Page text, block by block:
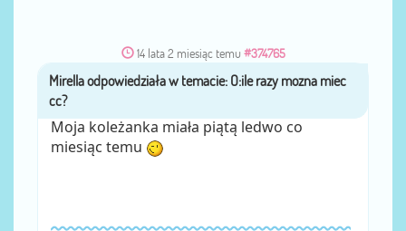
14 lata 2 miesiąc temu #374765
przezMirella
Moja koleżanka miała piątą ledwo co
miesiąc temu